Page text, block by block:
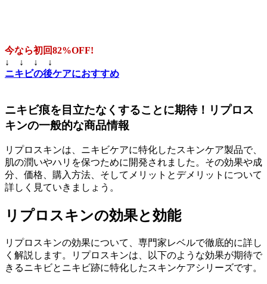
今なら初回82%OFF!
↓ ↓ ↓ ↓
ニキビの後ケアにおすすめ
ニキビ痕を目立たなくすることに期待！リプロス
キンの一般的な商品情報
リプロスキンは、ニキビケアに特化したスキンケア製品で、
肌の潤いやハリを保つために開発されました。その効果や成
分、価格、購入方法、そしてメリットとデメリットについて
詳しく見ていきましょう。
リプロスキンの効果と効能
リプロスキンの効果について、専門家レベルで徹底的に詳し
く解説します。リプロスキンは、以下のような効果が期待で
きるニキビとニキビ跡に特化したスキンケアシリーズです。